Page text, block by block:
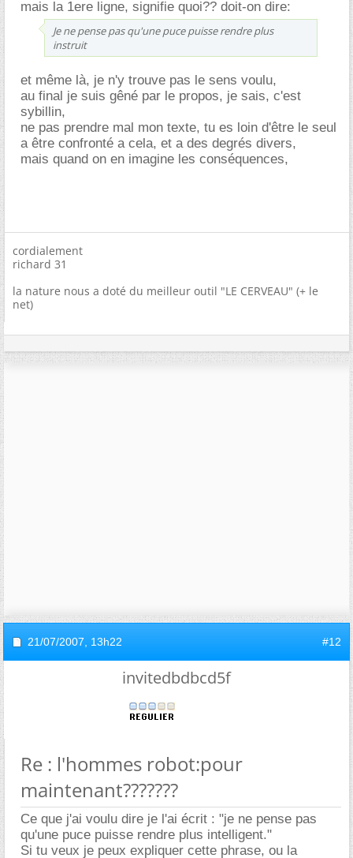
mais la 1ere ligne, signifie quoi?? doit-on dire:
Je ne pense pas qu'une puce puisse rendre plus
instruit
et même là, je n'y trouve pas le sens voulu,
au final je suis gêné par le propos, je sais, c'est
sybillin,
ne pas prendre mal mon texte, tu es loin d'être le seul
a être confronté a cela, et a des degrés divers,
mais quand on en imagine les conséquences,
cordialement
richard 31
la nature nous a doté du meilleur outil "LE CERVEAU" (+ le
net)
21/07/2007, 13h22 #12
invitedbdbcd5f
Re : l'hommes robot:pour
maintenant???????
Ce que j'ai voulu dire je l'ai écrit : "je ne pense pas
qu'une puce puisse rendre plus intelligent."
Si tu veux je peux expliquer cette phrase, ou la